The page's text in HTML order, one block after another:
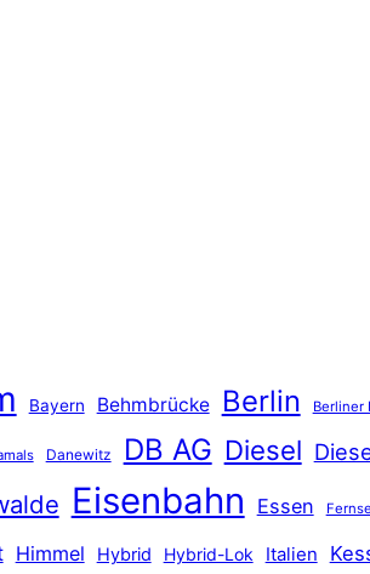
Bayern Behmbrücke Berlin Berliner
Danewitz DB AG Diesel
Eisenbahn Essen
Himmel Hybrid Hybrid-Lok Italien